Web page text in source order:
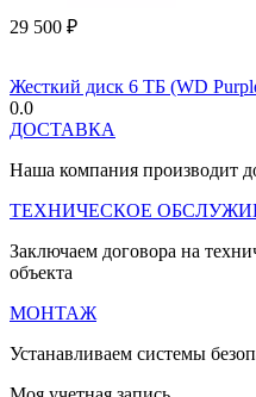
29 500 ₽
Жесткий диск 6 ТБ (WD
0.0
ДОСТАВКА
Наша компания производит
ТЕХНИЧЕСКОЕ
Заключаем договора на
объекта
МОНТАЖ
Устанавливаем системы